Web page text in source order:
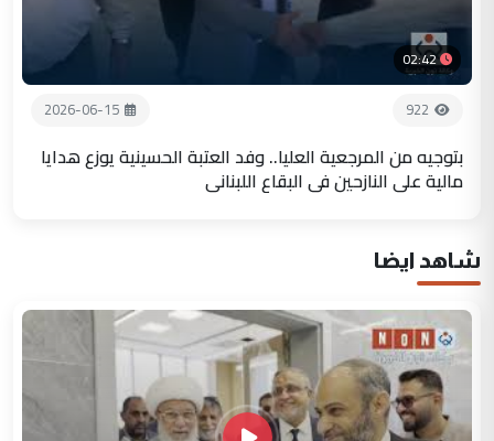
02:42
922
2026-06-15
بتوجيه من المرجعية العليا.. وفد العتبة الحسينية يوزع هدايا
مالية على النازحين في البقاع اللبناني
شاهد ايضا